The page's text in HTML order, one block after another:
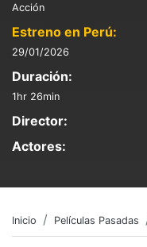
Acción
Estreno en Perú:
29/01/2026
Duración:
1hr 26min
Director:
Actores:
Inicio Películas Pasadas